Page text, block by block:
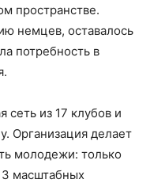
пространстве.
немцев, оставалось
потребность в
сеть из 17 клубов и
Организация делает
молодежи: только
масштабных